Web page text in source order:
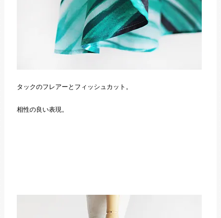
タックのフレアーとフィッシュカット。
相性の良い表現。